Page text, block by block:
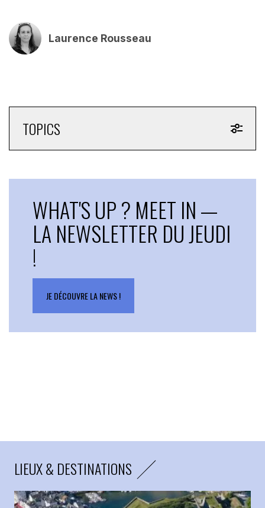
Laurence Rousseau
TOPICS
WHAT'S UP ? MEET IN —
LA NEWSLETTER DU JEUDI
!
JE DÉCOUVRE LA NEWS !
LIEUX & DESTINATIONS